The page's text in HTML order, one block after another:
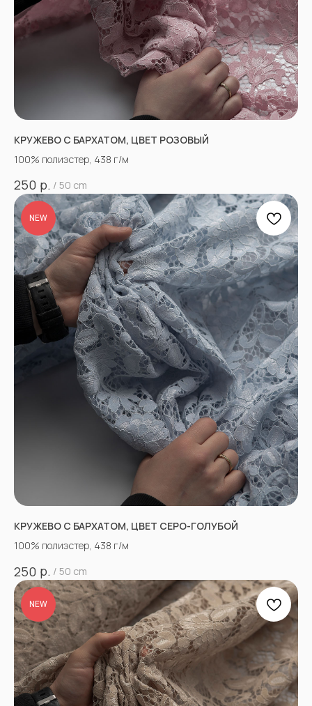
КРУЖЕВО С БАРХАТОМ, ЦВЕТ РОЗОВЫЙ
100% полиэстер, 438 г/м
250 р. / 50 cm
NEW
КРУЖЕВО С БАРХАТОМ, ЦВЕТ СЕРО-ГОЛУБОЙ
100% полиэстер, 438 г/м
250 р. / 50 cm
NEW